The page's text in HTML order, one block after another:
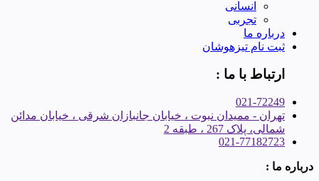
انسانی
تجربی
درباره ما
ثبت نام تیزهوشان
ارتباط با ما :
021-72249
تهران - ممیدان نبوت ، خیابان جانبازان شرقی ، خیابان مدائن
شمالی، پلاک 267 ، طبقه 2
021-77182723
درباره ما :